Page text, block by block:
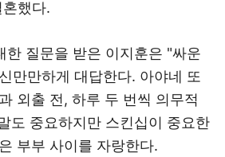
했다.
한 질문을 받은 이지훈은 "싸운
만만하게 대답한다. 아야네 또
외출 전, 하루 두 번씩 의무적
도 중요하지만 스킨십이 중요한
부부 사이를 자랑한다.